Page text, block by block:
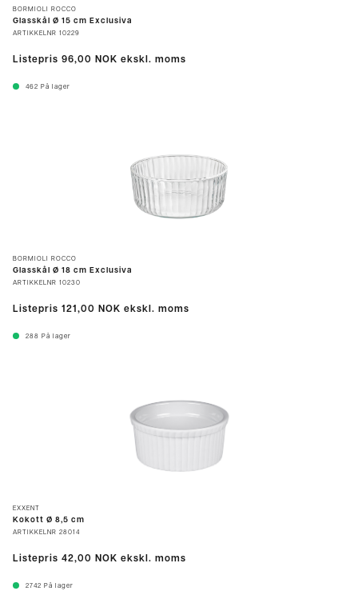
BORMIOLI ROCCO
Glasskål Ø 15 cm Exclusiva
ARTIKKELNR 10229
Listepris 96,00 NOK ekskl. moms
462 På lager
BORMIOLI ROCCO
Glasskål Ø 18 cm Exclusiva
ARTIKKELNR 10230
Listepris 121,00 NOK ekskl. moms
288 På lager
EXXENT
Kokott Ø 8,5 cm
ARTIKKELNR 28014
Listepris 42,00 NOK ekskl. moms
2742 På lager